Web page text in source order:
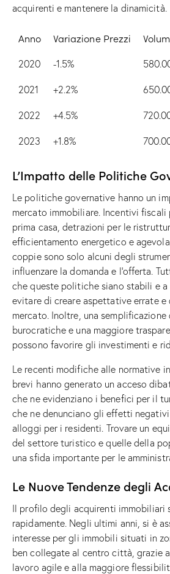
acquirenti e mantenere la dinamicità.
Anno Variazione Prezzi
2020 -1.5%
2021 +2.2%
2022 +4.5%
2023 +1.8%
L’Impatto delle Politiche
Le politiche governative hanno un
mercato immobiliare. Incentivi fiscali
prima casa, detrazioni per le
efficientamento energetico e
coppie sono solo alcuni degli
influenzare la domanda e l’offerta.
che queste politiche siano stabili e a
evitare di creare aspettative errate e
mercato. Inoltre, una
burocratiche e una maggiore
possono favorire gli investimenti e
Le recenti modifiche alle normative
brevi hanno generato un acceso
che ne evidenziano i benefici per il
che ne denunciano gli effetti
alloggi per i residenti. Trovare un
del settore turistico e quelle della
una sfida importante per le
Le Nuove Tendenze degli
Il profilo degli acquirenti immobiliari
rapidamente. Negli ultimi anni, si è
interesse per gli immobili situati in
ben collegate al centro città, grazie
lavoro agile e alla maggiore